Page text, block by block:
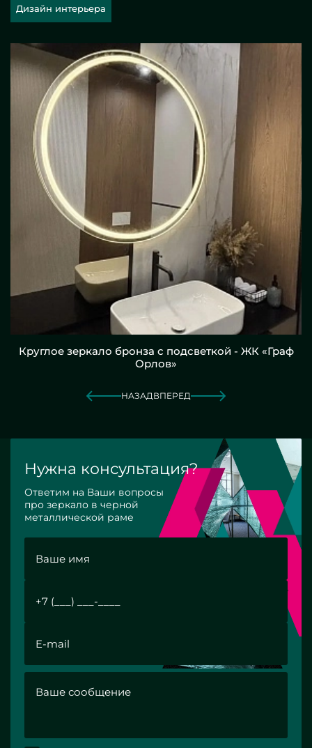
Дизайн интерьера
Круглое зеркало бронза с подсветкой - ЖК «Граф
Орлов»
НАЗАДВПЕРЕД
Нужна консультация?
Ответим на Ваши вопросы
про зеркало в черной
металлической раме